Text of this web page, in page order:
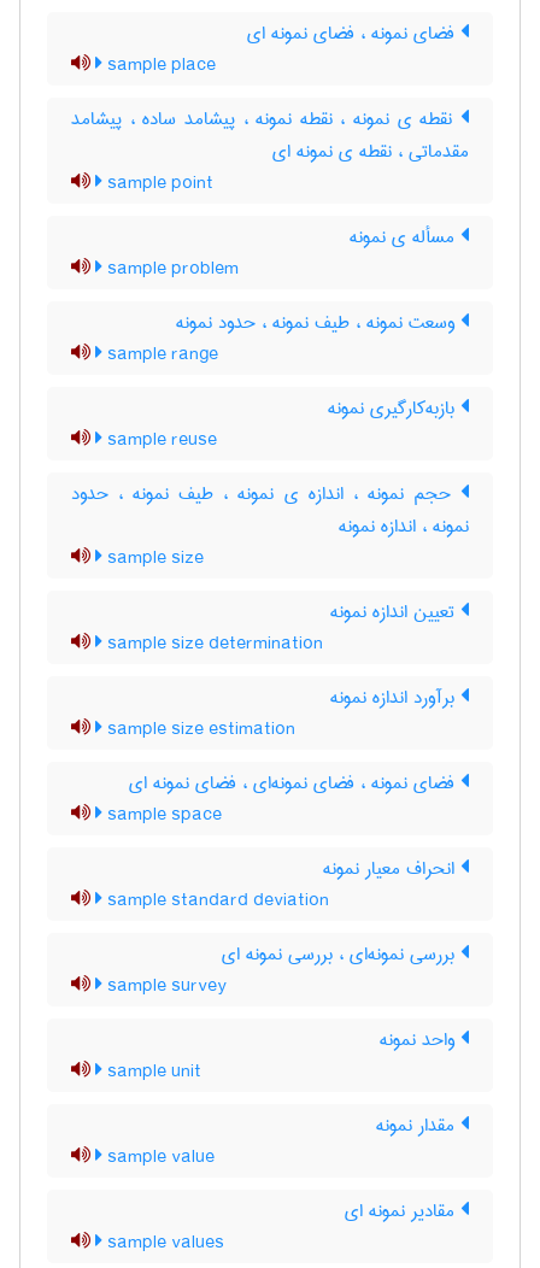
فضای نمونه ، فضای نمونه ای
sample place
نقطه ی نمونه ، نقطه نمونه ، پیشامد ساده ، پیشامد
مقدماتی ، نقطه ی نمونه ای
sample point
مسأله ی نمونه
sample problem
وسعت نمونه ، طیف نمونه ، حدود نمونه
sample range
بازبه‌کارگیری نمونه
sample reuse
حجم نمونه ، اندازه ی نمونه ، طیف نمونه ، حدود
نمونه ، اندازه نمونه
sample size
تعیین اندازه نمونه
sample size determination
برآورد اندازه نمونه
sample size estimation
فضای نمونه ، فضای نمونه‌ای ، فضای نمونه ای
sample space
انحراف معیار نمونه
sample standard deviation
بررسی نمونه‌ای ، بررسی نمونه ای
sample survey
واحد نمونه
sample unit
مقدار نمونه
sample value
مقادیر نمونه ای
sample values